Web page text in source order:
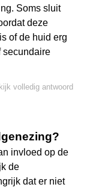
Soms sluit
deze
of de huid erg
secundaire
volledig antwoord
invloed op de
de
dat er niet